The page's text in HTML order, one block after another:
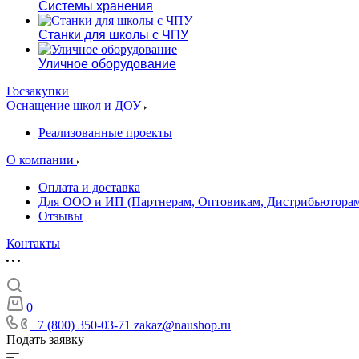
Системы хранения
Станки для школы с ЧПУ
Уличное оборудование
Госзакупки
Оснащение школ и ДОУ
Реализованные проекты
О компании
Оплата и доставка
Для ООО и ИП (Партнерам, Оптовикам,
Отзывы
Контакты
0
+7 (800) 350-03-71 zakaz@naushop.ru
Подать заявку